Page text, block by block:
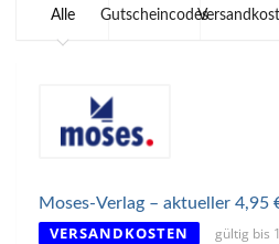
Alle Gutscheincodes
Moses-Verlag – aktueller 4,95
VERSANDKOSTEN gültig bis